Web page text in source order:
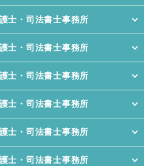
士・司法書士事務所
士・司法書士事務所
士・司法書士事務所
士・司法書士事務所
士・司法書士事務所
士・司法書士事務所